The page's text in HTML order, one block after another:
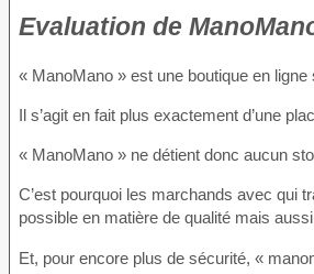
Evaluation de
« ManoMano » est une boutique en
Il s’agit en fait plus exactement d’une
« ManoMano » ne détient donc aucun
C’est pourquoi les marchands avec qui
possible en matière de qualité mais
Et, pour encore plus de sécurité, «